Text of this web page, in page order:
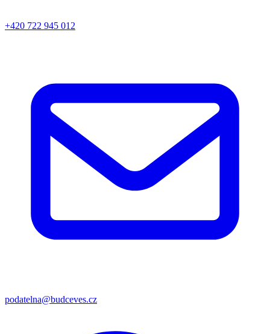
+420 722 945 012
podatelna@budceves.cz